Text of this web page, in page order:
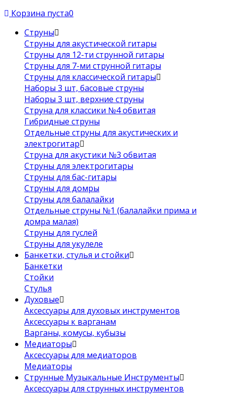
Корзина пуста0
Струны
Струны для акустической гитары
Струны для 12-ти струнной гитары
Струны для 7-ми струнной гитары
Струны для классической гитары
Наборы 3 шт, басовые струны
Наборы 3 шт, верхние струны
Струна для классики №4 обвитая
Гибридные струны
Отдельные струны для акустических и
электрогитар
Струна для акустики №3 обвитая
Струны для электрогитары
Струны для бас-гитары
Струны для домры
Струны для балалайки
Отдельные струны №1 (балалайки прима и
домра малая)
Струны для гуслей
Струны для укулеле
Банкетки, стулья и стойки
Банкетки
Стойки
Стулья
Духовые
Аксессуары для духовых инструментов
Аксессуары к варганам
Варганы, комусы, кубызы
Медиаторы
Аксессуары для медиаторов
Медиаторы
Струнные Музыкальные Инструменты
Аксессуары для струнных инструментов